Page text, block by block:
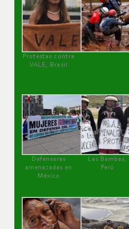
Protestas contra
VALE, Brasil
Defensoras
amenazadas en
México
Las Bambas,
Perú